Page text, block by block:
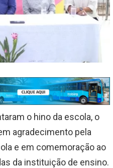
o hino da escola, o
agradecimento pela
e em comemoração ao
da instituição de ensino.